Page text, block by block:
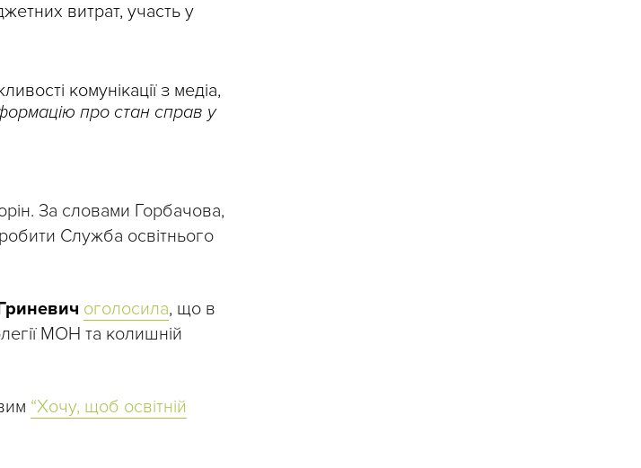
витрат, участь у
комунікації з медіа,
про стан справ у
За словами Горбачова,
Служба освітнього
оголосила, що в
МОН та колишній
“Хочу, щоб освітній